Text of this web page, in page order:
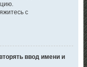
с
ввод имени и